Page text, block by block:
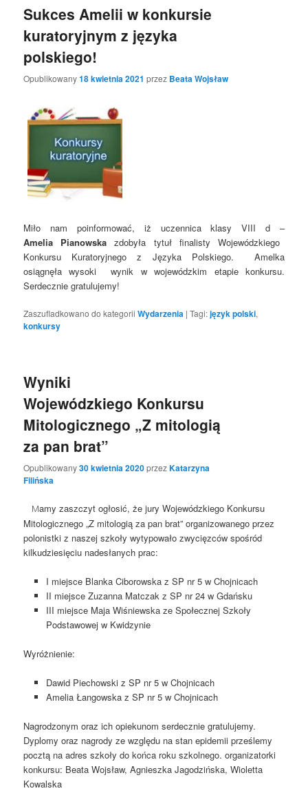
Sukces Amelii w konkursie
kuratoryjnym z języka
polskiego!
Opublikowany18 kwietnia 2021 przez Beata Wojsław
Miło nam poinformować, iż uczennica klasy VIII d –
Amelia Pianowska zdobyła tytuł finalisty Wojewódzkiego
Konkursu Kuratoryjnego z Języka Polskiego. Amelka
osiągnęławysoki wynik w wojewódzkim etapie konkursu.
Serdecznie gratulujemy!
Zaszufladkowano do kategorii Wydarzenia |Tagi:język polski,
konkursy
Wyniki
Wojewódzkiego Konkursu
Mitologicznego „Z mitologią
za pan brat”
Opublikowany30 kwietnia 2020przezKatarzyna
Filińska
Mamy zaszczyt ogłosić, że jury Wojewódzkiego Konkursu
Mitologicznego „Z mitologią za pan brat” organizowanego przez
polonistki z naszej szkoły wytypowało zwycięzców spośród
kilkudziesięciu nadesłanych prac:
I miejsce Blanka Ciborowska z SP nr 5 w Chojnicach
II miejsce Zuzanna Matczak z SP nr 24 w Gdańsku
III miejsce Maja Wiśniewska ze Społecznej Szkoły
Podstawowej w Kwidzynie
Wyróżnienie:
Dawid Piechowski z SP nr 5 w Chojnicach
Amelia Łangowska z SP nr 5 w Chojnicach
Nagrodzonym oraz ich opiekunom serdecznie gratulujemy.
Dyplomy oraz nagrody ze względu na stan epidemii prześlemy
pocztą na adres szkoły do końca roku szkolnego. organizatorki
konkursu: Beata Wojsław, Agnieszka Jagodzińska, Wioletta
Kowalska